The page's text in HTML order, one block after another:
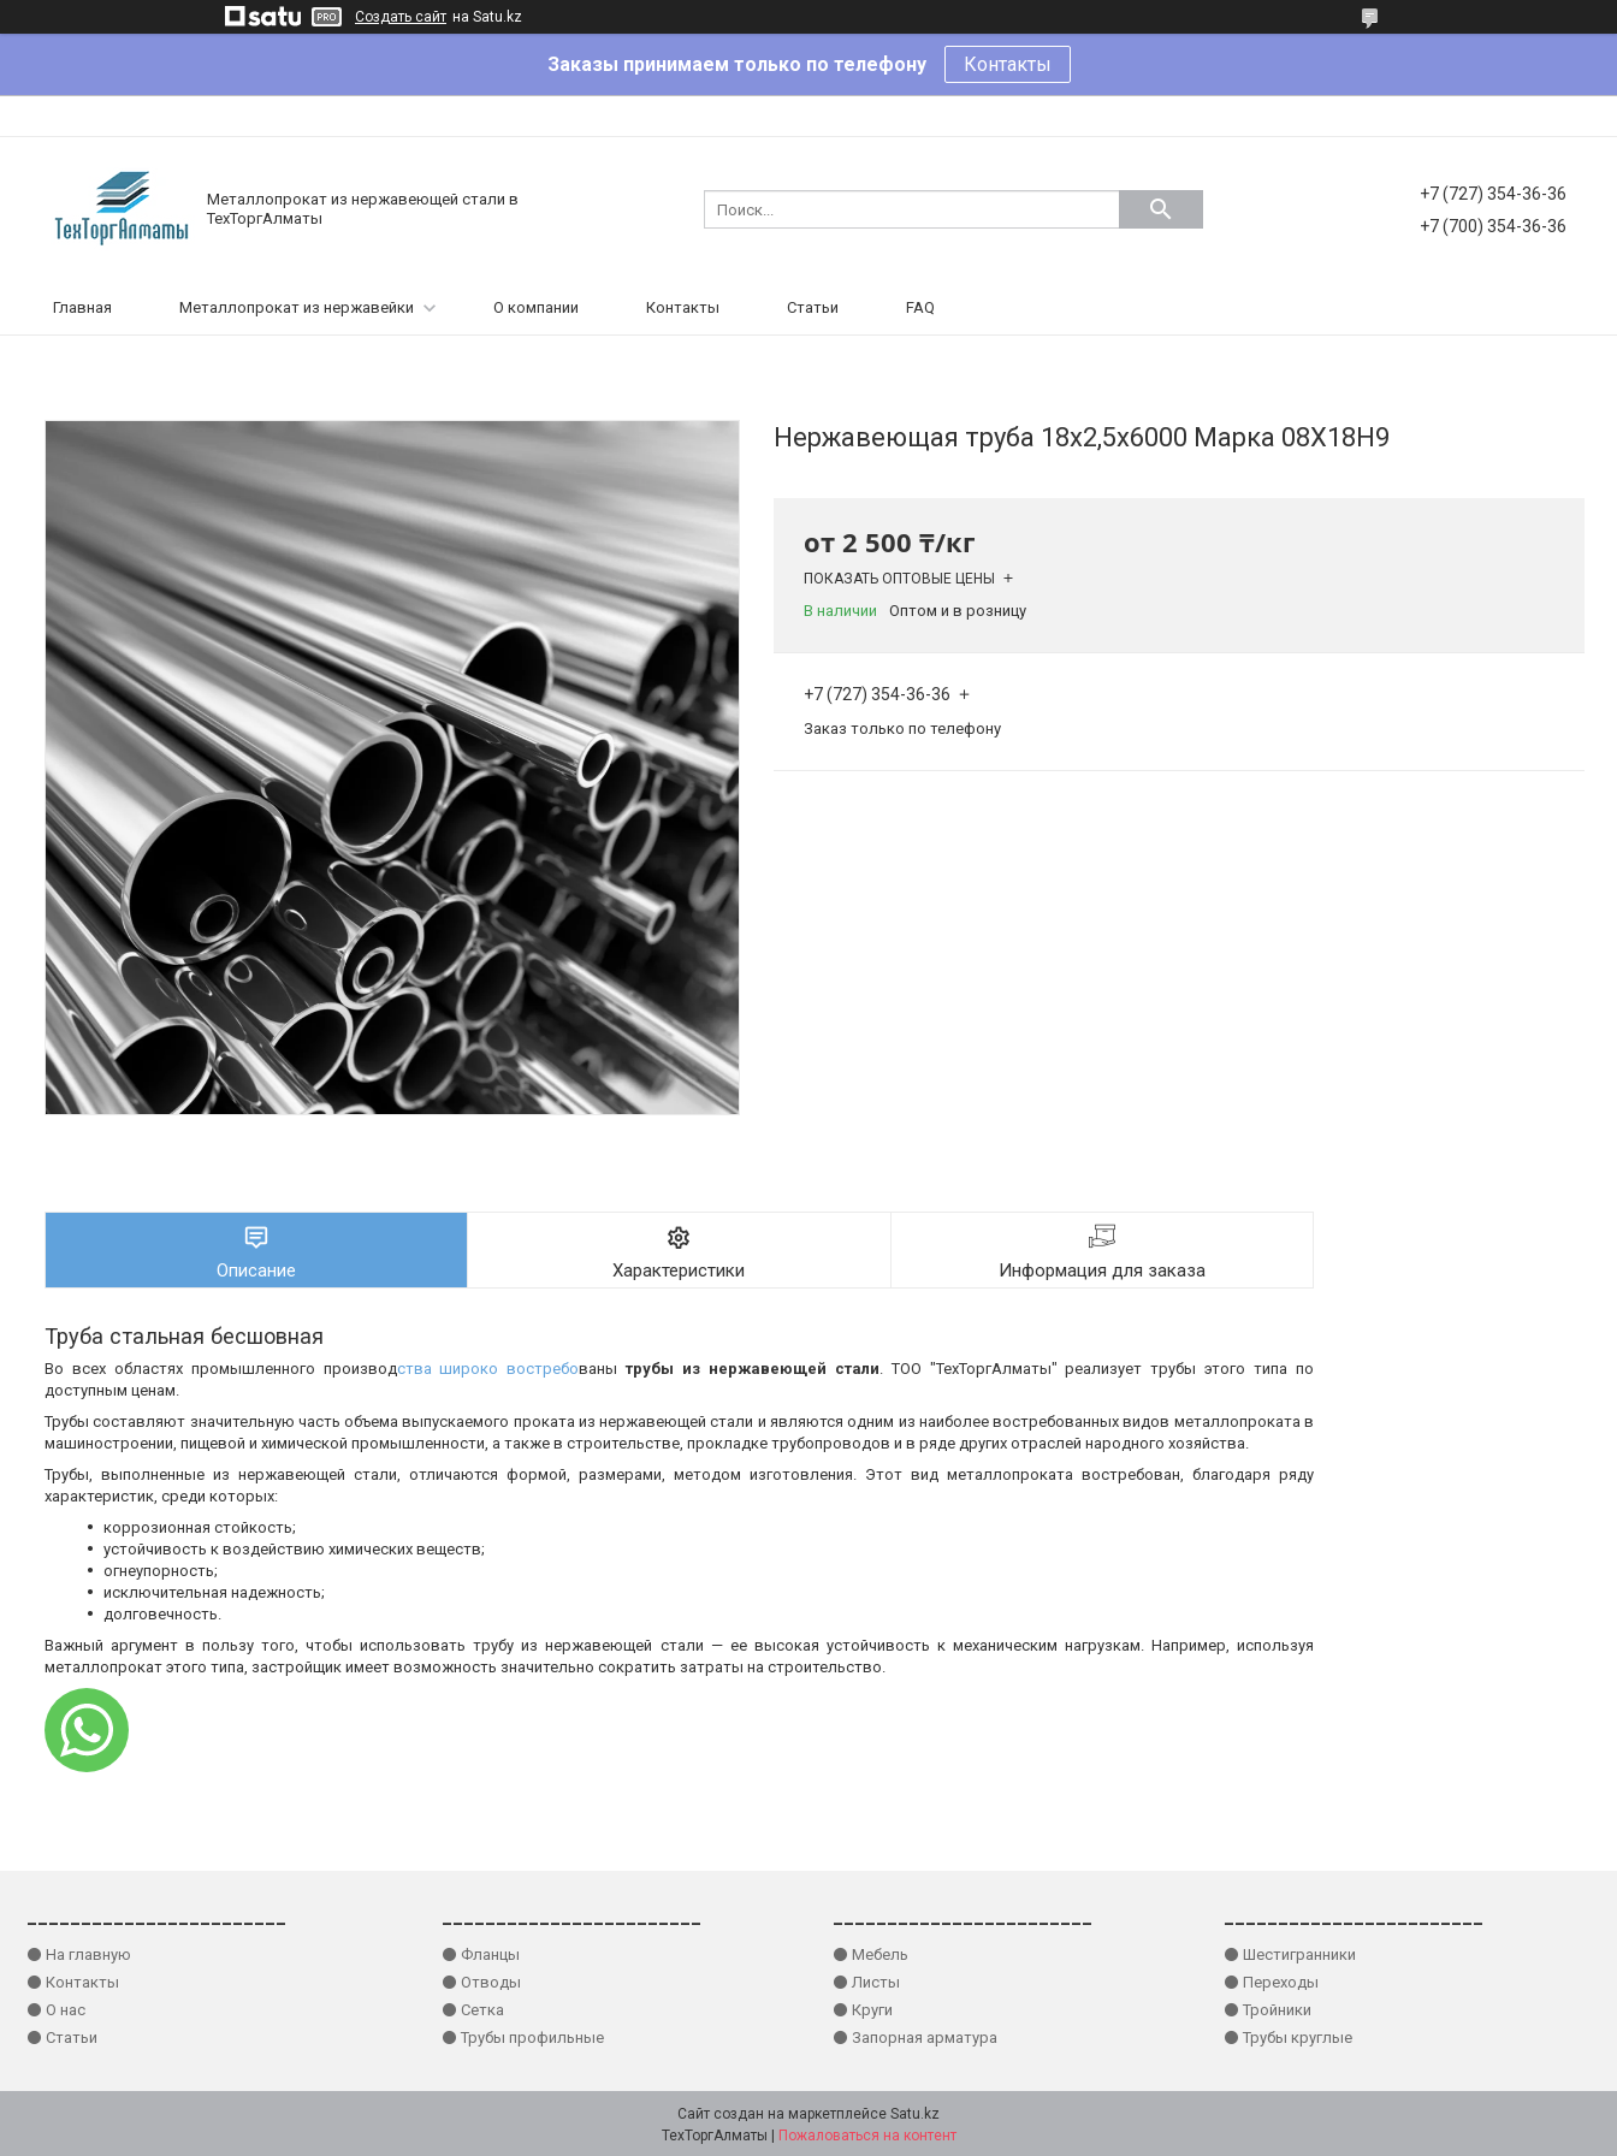
Создать сайт на Satu.kz
Заказы принимаем только по телефону Контакты
Металлопрокат из нержавеющей стали в
ТехТоргАлматы
+7 (727) 354-36-36
+7 (700) 354-36-36
Главная Металлопрокат из нержавейки О компании Контакты Статьи FAQ
Нержавеющая труба 18х2,5х6000 Марка 08Х18Н9
от 2 500 ₸/кг
ПОКАЗАТЬ ОПТОВЫЕ ЦЕНЫ
В наличии Оптом и в розницу
+7 (727) 354-36-36
Заказ только по телефону
Описание Характеристики Информация для заказа
Труба стальная бесшовная
Во всех областях промышленного производства широко востребованытрубы из нержавеющей стали. ТОО "ТехТоргАлматы" реализует трубы этого типа по
доступным ценам.
Трубы составляют значительную часть объема выпускаемого проката из нержавеющей стали и являются одним из наиболее востребованных видов металлопроката в
машиностроении, пищевой и химической промышленности, а также в строительстве, прокладке трубопроводов и в ряде других отраслей народного хозяйства.
Трубы, выполненные из нержавеющей стали, отличаются формой, размерами, методом изготовления. Этот вид металлопроката востребован, благодаря ряду
характеристик, среди которых:
коррозионная стойкость;
устойчивость к воздействию химических веществ;
огнеупорность;
исключительная надежность;
долговечность.
Важный аргумент в пользу того, чтобы использовать трубу из нержавеющей стали — ее высокая устойчивость к механическим нагрузкам. Например, используя
металлопрокат этого типа, застройщик имеет возможность значительно сократить затраты на строительство.
⚫ На главную
⚫ Контакты
⚫ О нас
⚫ Статьи
⚫ Фланцы
⚫ Отводы
⚫ Сетка
⚫ Трубы профильные
⚫ Мебель
⚫ Листы
⚫ Круги
⚫ Запорная арматура
⚫ Шестигранники
⚫ Переходы
⚫ Тройники
⚫ Трубы круглые
Сайт создан на маркетплейсе Satu.kz
Пожаловаться на контент